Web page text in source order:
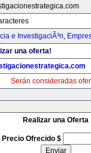
e InvestigaciÃ³n,
una oferta!
Serán consideradas
Realizar una Oferta
Precio Ofrecido $